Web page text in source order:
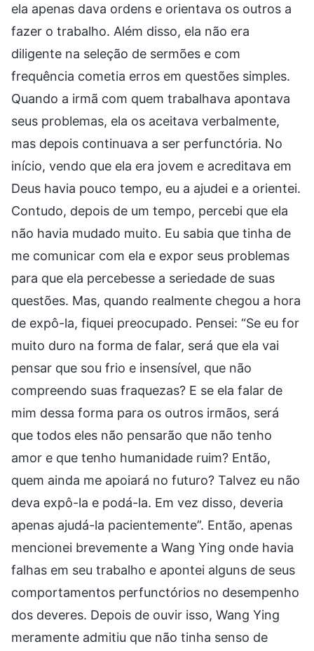
ela apenas dava ordens e orientava os outros a
fazer o trabalho. Além disso, ela não era
diligente na seleção de sermões e com
frequência cometia erros em questões simples.
Quando a irmã com quem trabalhava apontava
seus problemas, ela os aceitava verbalmente,
mas depois continuava a ser perfunctória. No
início, vendo que ela era jovem e acreditava em
Deus havia pouco tempo, eu a ajudei e a orientei.
Contudo, depois de um tempo, percebi que ela
não havia mudado muito. Eu sabia que tinha de
me comunicar com ela e expor seus problemas
para que ela percebesse a seriedade de suas
questões. Mas, quando realmente chegou a hora
de expô-la, fiquei preocupado. Pensei: “Se eu for
muito duro na forma de falar, será que ela vai
pensar que sou frio e insensível, que não
compreendo suas fraquezas? E se ela falar de
mim dessa forma para os outros irmãos, será
que todos eles não pensarão que não tenho
amor e que tenho humanidade ruim? Então,
quem ainda me apoiará no futuro? Talvez eu não
deva expô-la e podá-la. Em vez disso, deveria
apenas ajudá-la pacientemente”. Então, apenas
mencionei brevemente a Wang Ying onde havia
falhas em seu trabalho e apontei alguns de seus
comportamentos perfunctórios no desempenho
dos deveres. Depois de ouvir isso, Wang Ying
meramente admitiu que não tinha senso de